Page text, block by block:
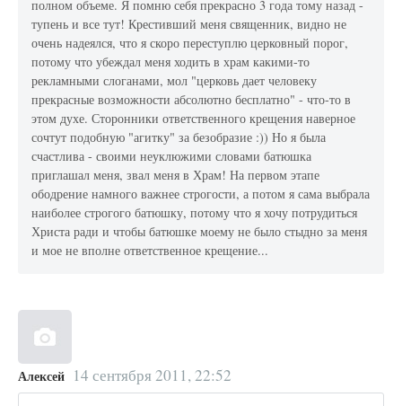
полном объеме. Я помню себя прекрасно 3 года тому назад -
тупень и все тут! Крестивший меня священник, видно не
очень надеялся, что я скоро переступлю церковный порог,
потому что убеждал меня ходить в храм какими-то
рекламными слоганами, мол "церковь дает человеку
прекрасные возможности абсолютно бесплатно" - что-то в
этом духе. Сторонники ответственного крещения наверное
сочтут подобную "агитку" за безобразие :)) Но я была
счастлива - своими неуклюжими словами батюшка
приглашал меня, звал меня в Храм! На первом этапе
ободрение намного важнее строгости, а потом я сама выбрала
наиболее строгого батюшку, потому что я хочу потрудиться
Христа ради и чтобы батюшке моему не было стыдно за меня
и мое не вполне ответственное крещение...
Алексей 14 сентября 2011, 22:52